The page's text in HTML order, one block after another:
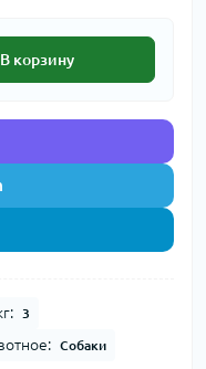
В корзину
3
Собаки